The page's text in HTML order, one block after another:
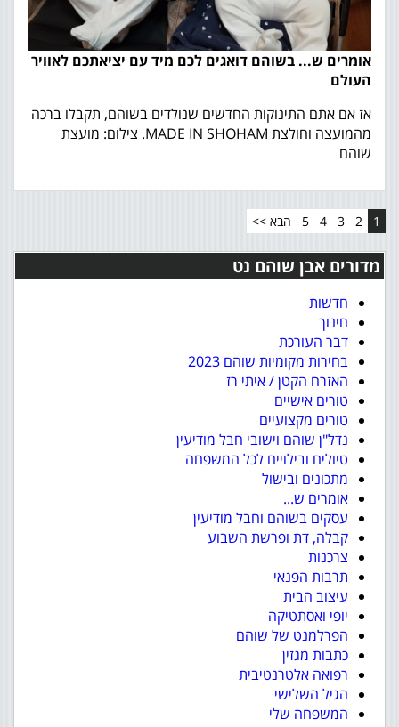
אומרים ש... בשוהם דואגים לכם מיד עם יציאתכם לאוויר
העולם
אז אם אתם התינוקות החדשים שנולדים בשוהם, תקבלו ברכה
מהמועצה וחולצת MADE IN SHOHAM. צילום: מועצת
שוהם
1
2
3
4
5 הבא >>
מדורים אבן שוהם נט
חדשות
חינוך
דבר העורכת
בחירות מקומיות שוהם 2023
האזרח הקטן / איתי רז
טורים אישיים
טורים מקצועיים
נדל"ן שוהם וישובי חבל מודיעין
טיולים ובילויים לכל המשפחה
מתכונים ובישול
אומרים ש...
עסקים בשוהם וחבל מודיעין
קבלה, דת ופרשת השבוע
צרכנות
תרבות הפנאי
עיצוב הבית
יופי ואסתטיקה
הפרלמנט של שוהם
כתבות מגזין
רפואה אלטרנטיבית
הגיל השלישי
המשפחה שלי